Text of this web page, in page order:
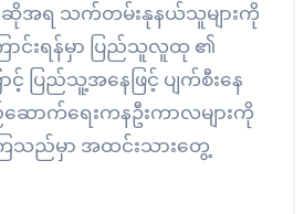
အရ သက်တမ်းနုနယ်သူများကို
ာင်းရန်မှာ ပြည်သူလူထု ၏
ပြည်သူ့အနေဖြင့် ပျက်စီးနေ
ာက်ရေးကနဦးကာလများကို
ြသည်မှာ အထင်းသားတွေ့